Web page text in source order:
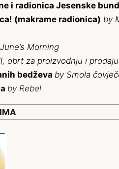
i radionica Jesenske
(makrame radionica) by
Morning
obrt za proizvodnju i prodaju
bedževa by Smola
by Rebel